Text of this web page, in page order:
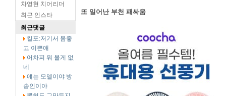
차영현 치어리더
최근 인스타
최근댓글
킬포:저기서 몸좋
고 이쁜애
어차피 뭐 볼게 없
네
얘는 모델이야 방
송인이야
또 일어난 부천 패싸움